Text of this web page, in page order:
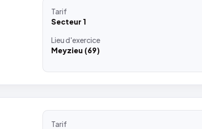
Tarif
Secteur 1
Lieud'exercice
Meyzieu (69)
Tarif